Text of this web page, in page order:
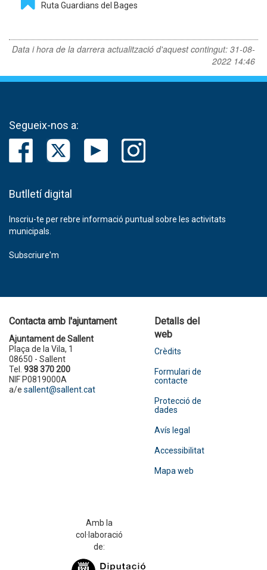
Ruta Guardians del Bages
Data i hora de la darrera actualització d'aquest contingut: 31-08-
2022 14:46
Segueix-nos a:
Butlletí digital
Inscriu-te per rebre informació puntual sobre les activitats
municipals.
Subscriure'm
Contacta amb l'ajuntament
Ajuntament de Sallent
Plaça de la Vila, 1
08650 - Sallent
Tel. 938 370 200
NIF P0819000A
a/e sallent@sallent.cat
Detalls del
web
Crèdits
Formulari de
contacte
Protecció de
dades
Avís legal
Accessibilitat
Mapa web
Amb la
col·laboració
de: